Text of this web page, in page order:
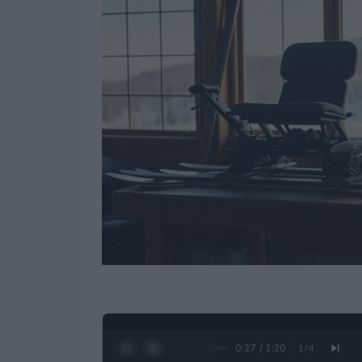
0:28 / 1:20 1 /4